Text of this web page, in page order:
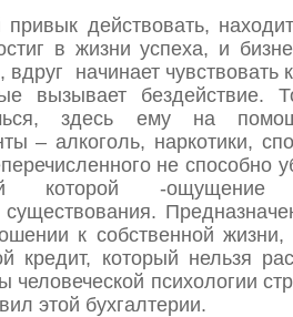
действовать,
в жизни успеха, и
вдруг начинает чувствовать
вызывает бездействие.
здесь ему на
– алкоголь, наркотики,
не способно
которой -ощущение
к собственной жизни,
кредит, который нельзя
человеческой психологии
этой бухгалтерии.